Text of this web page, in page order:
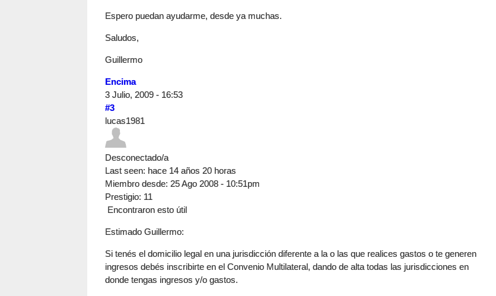
Espero puedan ayudarme, desde ya muchas.
Saludos,
Guillermo
Encima
3 Julio, 2009 - 16:53
#3
lucas1981
Desconectado/a
Last seen: hace 14 años 20 horas
Miembro desde: 25 Ago 2008 - 10:51pm
Prestigio: 11
Encontraron esto útil
Estimado Guillermo:
Si tenés el domicilio legal en una jurisdicción diferente a la o las que realices gastos o te generen
ingresos debés inscribirte en el Convenio Multilateral, dando de alta todas las jurisdicciones en
donde tengas ingresos y/o gastos.